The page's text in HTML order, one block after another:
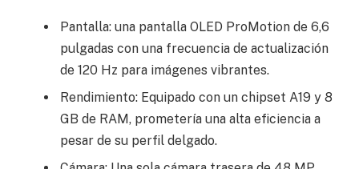
Pantalla: una pantalla OLED ProMotion de 6,6
pulgadas con una frecuencia de actualización
de 120 Hz para imágenes vibrantes.
Rendimiento: Equipado con un chipset A19 y 8
GB de RAM, prometería una alta eficiencia a
pesar de su perfil delgado.